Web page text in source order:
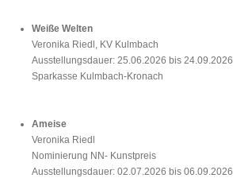
Weiße Welten
Veronika Riedl, KV Kulmbach
Ausstellungsdauer: 25.06.2026 bis 24.09.2026
Sparkasse Kulmbach-Kronach
Ameise
Veronika Riedl
Nominierung NN- Kunstpreis
Ausstellungsdauer: 02.07.2026 bis 06.09.2026